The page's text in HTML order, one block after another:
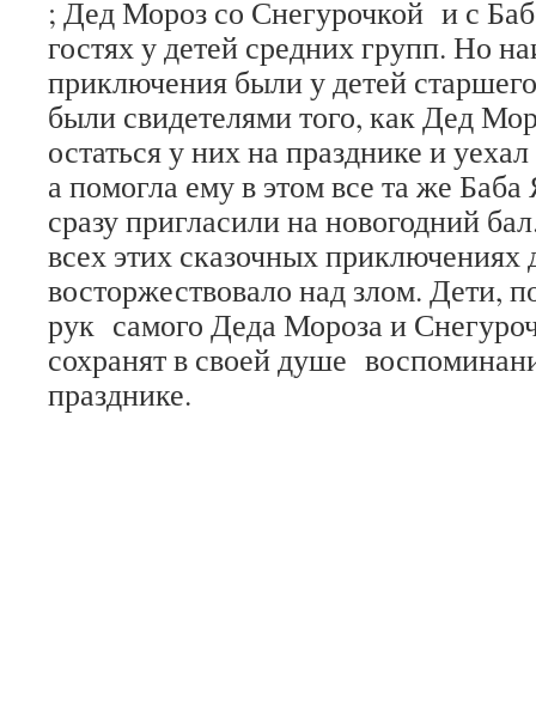
; Дед Мороз со Снегурочкой и с
гостях у детей средних групп. Но
приключения были у детей
были свидетелями того, как Дед
остаться у них на празднике и
а помогла ему в этом все та же
сразу пригласили на новогодний
всех этих сказочных приключениях
восторжествовало над злом. Дети,
рук самого Деда Мороза и
сохранят в своей душе
празднике.